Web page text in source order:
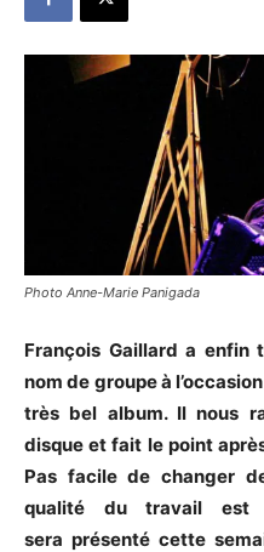
Photo Anne-Marie Panigada
François Gaillard a enfin
nom de groupe à
très bel album. Il nous
disque et fait le point
Pas facile de changer
qualité du travail est
sera présenté cette